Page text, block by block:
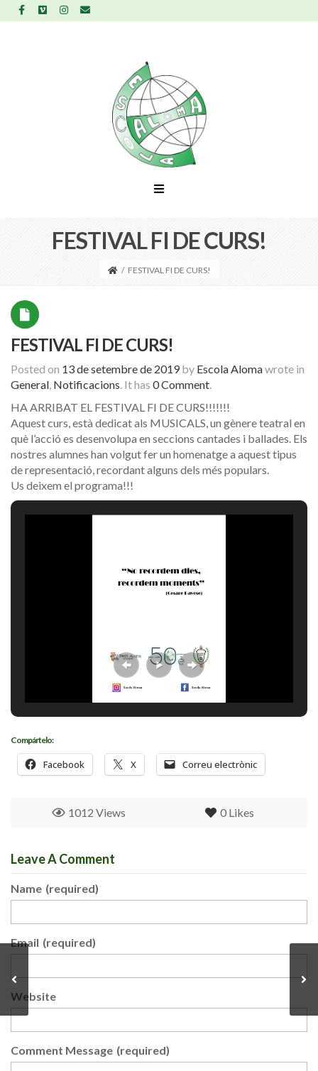
FESTIVAL FI DE CURS!
/ FESTIVAL FI DE CURS!
FESTIVAL FI DE CURS!
Posted on 13 de setembre de 2019 by Escola Alomawrote in
General, Notificacions. It has 0 Comment.
HA ARRIBAT EL FESTIVAL FI DE CURS!!!!!!!
Aquest curs, està dedicat als MUSICALS, un gènere teatral en
què l’acció es desenvolupa en seccions cantades i ballades. Els
nostres alumnes han volgut fer un homenatge a aquest tipus
de representació, recordant alguns dels més populars.
Us deixem el programa!!!
Compártelo:
Facebook X Correu electrònic
0 Likes
1012 Views
Leave A Comment
Name (required)
Email (required)
Website
Comment Message (required)